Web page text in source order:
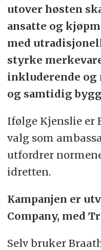
utover høsten
ansatte og
med
styrke
inkluderende og
og samtidig
Ifølge Kjenslie er
valg som
utfordrer
idretten.
Kampanjen er
Company, med
Selv bruker